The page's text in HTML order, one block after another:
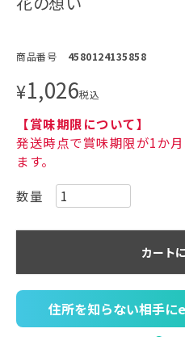
商品番号 4580124135858
¥1,026税込
【賞味期限について】
発送時点で賞味期限が1か
ます。
カート
住所を知らない相手に